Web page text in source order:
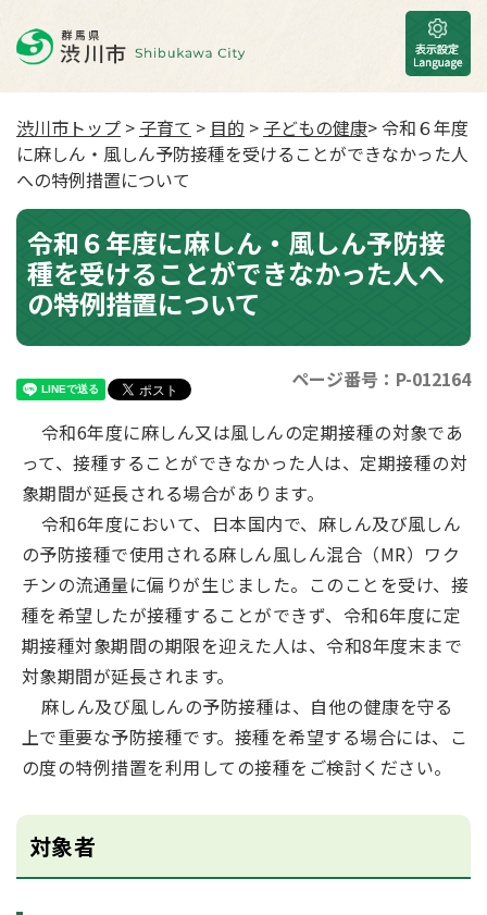
渋川市トップ > 子育て > 目的 > 子どもの健康> 令和６年度
に麻しん・風しん予防接種を受けることができなかった人
への特例措置について
令和６年度に麻しん・風しん予防接
種を受けることができなかった人へ
の特例措置について
ページ番号：P-012164
令和6年度に麻しん又は風しんの定期接種の対象であ
って、接種することができなかった人は、定期接種の対
象期間が延長される場合があります。
令和6年度において、日本国内で、麻しん及び風しん
の予防接種で使用される麻しん風しん混合（MR）ワク
チンの流通量に偏りが生じました。このことを受け、接
種を希望したが接種することができず、令和6年度に定
期接種対象期間の期限を迎えた人は、令和8年度末まで
対象期間が延長されます。
麻しん及び風しんの予防接種は、自他の健康を守る
上で重要な予防接種です。接種を希望する場合には、こ
の度の特例措置を利用しての接種をご検討ください。
対象者